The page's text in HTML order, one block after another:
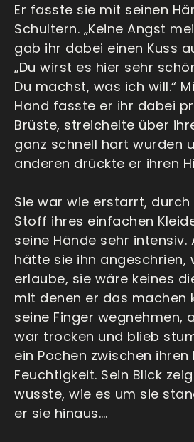
Er fasste sie mit seinen
Schultern. „Keine Angst
gab ihr dabei einen Kuss
„Du wirst es hier sehr
Du machst, was ich will.“
Hand fasste er ihr dabei
Brüste, streichelte über
ganz schnell hart wurden
anderen drückte er ihren
Sie war wie erstarrt, durch
Stoff ihres einfachen
seine Hände sehr intensiv.
hätte sie ihn angeschrien,
erlaube, sie wäre keines
mit denen er das machen
seine Finger wegnehmen,
war trocken und blieb
ein Pochen zwischen ihren
Feuchtigkeit. Sein Blick
wusste, wie es um sie
er sie hinaus….